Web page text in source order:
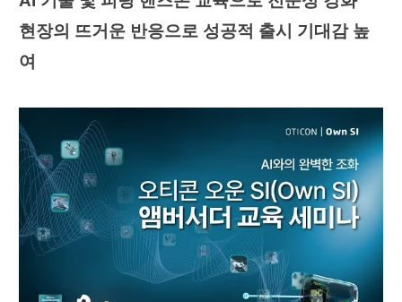
현장의 뜨거운 반응으로 성공적 출시 기대감 높
여